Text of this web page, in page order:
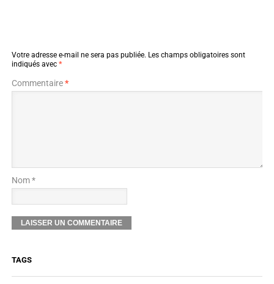
Votre adresse e-mail ne sera pas publiée. Les champs obligatoires sont
indiqués avec *
Commentaire*
Nom *
TAGS